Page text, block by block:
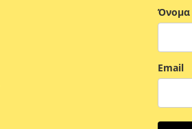
Όνομα
Email